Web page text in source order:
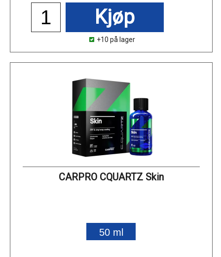
Kjøp
+10 på lager
CARPRO CQUARTZ Skin
50 ml